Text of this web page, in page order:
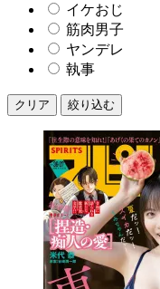
イケおじ
筋肉男子
ヤンデレ
執事
クリア 絞り込む